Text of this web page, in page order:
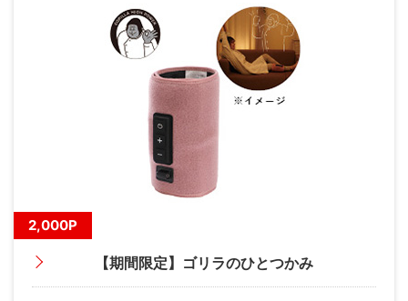
2,000P
【期間限定】ゴリラのひとつかみ